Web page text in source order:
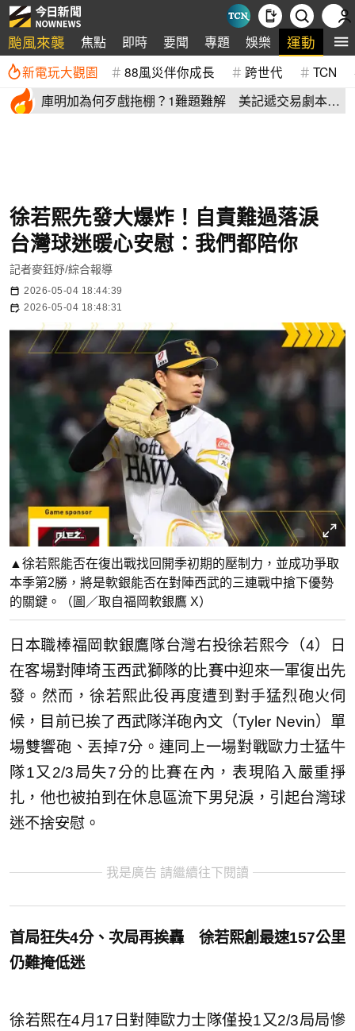
颱風來襲 焦點 即時 要聞 專題 娛樂 運動 全
新電玩大觀園 88風災伴你成長 跨世代 TCN
庫明加為何歹戲拖棚？1難題難解 美記遞交易劇本：
徐若熙先發大爆炸！自責難過落淚
台灣球迷暖心安慰：我們都陪你
記者麥鈺妤/綜合報導
2026-05-04 18:44:39
2026-05-04 18:48:31
▲徐若熙能否在復出戰找回開季初期的壓制力，並成功爭取
本季第2勝，將是軟銀能否在對陣西武的三連戰中搶下優勢
的關鍵。（圖／取自福岡軟銀鷹 X）
日本職棒福岡軟銀鷹隊台灣右投徐若熙今（4）日
在客場對陣埼玉西武獅隊的比賽中迎來一軍復出先
發。然而，徐若熙此役再度遭到對手猛烈砲火伺
候，目前已挨了西武隊洋砲內文（Tyler Nevin）單
場雙響砲、丟掉7分。連同上一場對戰歐力士猛牛
隊1又2/3局失7分的比賽在內，表現陷入嚴重掙
扎，他也被拍到在休息區流下男兒淚，引起台灣球
迷不捨安慰。
我是廣告 請繼續往下閱讀
首局狂失4分、次局再挨轟 徐若熙創最速157公里
仍難掩低迷
徐若熙在4月17日對陣歐力士隊僅投1又2/3局局慘